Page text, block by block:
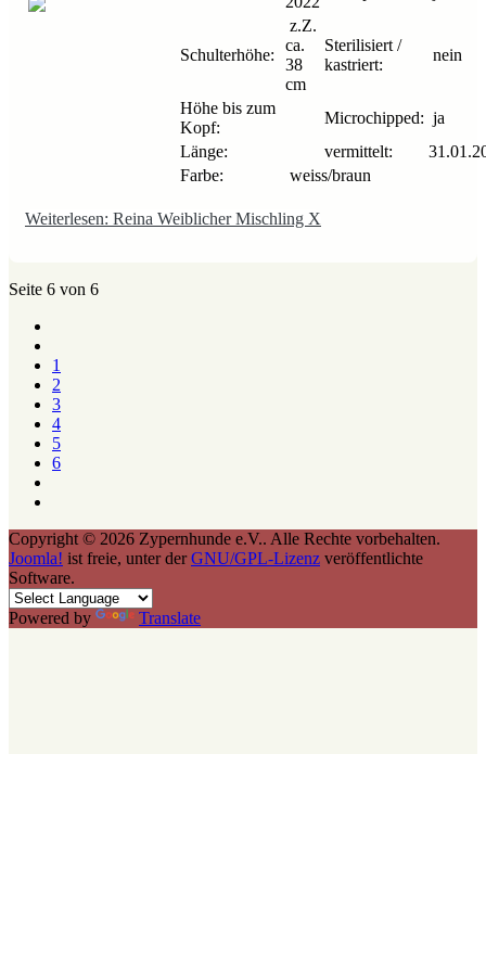
Schulterhöhe:
z.Z.
ca.
38
cm
Sterilisiert /
kastriert:
nein
Höhe bis zum
Kopf:
Microchipped: ja
Länge:
vermittelt:
Farbe:
weiss/braun
Weiterlesen: Reina Weiblicher Mischling X
Seite 6 von 6
1
2
3
4
5
6
Copyright © 2026 Zypernhunde e.V.. Alle Rechte vorbehalten.
Joomla! ist freie, unter derGNU/GPL-Lizenz veröffentlichte
Software.
Powered by Translate